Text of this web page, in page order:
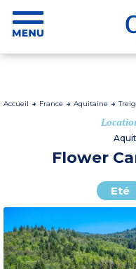
Accueil France Aquitaine
Flower
Eté